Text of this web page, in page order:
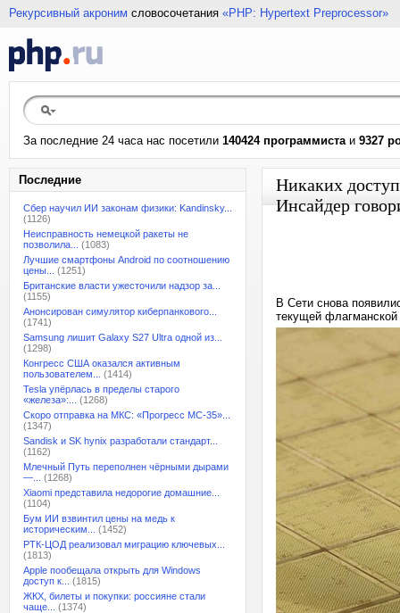
Рекурсивный акроним словосочетания «PHP: Hypertext Preprocessor»
За последние 24 часа нас посетили 140424 программистаи 9327
Последние
Сбер научил ИИ законам физики: Kandinsky...
(1126)
Неисправность немецкой ракеты не
позволила...
(1083)
Лучшие смартфоны Android по соотношению
цены...
(1251)
Британские власти ужесточили надзор за...
(1155)
Анонсирован симулятор киберпанкового...
(1741)
Samsung лишит Galaxy S27 Ultra одной из...
(1298)
Конгресс США оказался активным
пользователем...
(1414)
Tesla упёрлась в пределы старого
«железа»:...
(1268)
Скоро отправка на МКС: «Прогресс МС-35»...
(1347)
Sandisk и SK hynix разработали стандарт...
(1162)
Млечный Путь переполнен чёрными дырами
—...
(1268)
Xiaomi представила недорогие домашние...
(1104)
Бум ИИ взвинтил цены на медь к
историческим...
(1452)
РТК-ЦОД реализовал миграцию ключевых...
(1813)
Apple пообещала открыть для Windows
доступ к...
(1815)
ЖКХ, билеты и покупки: россияне стали
чаще...
(1374)
Никаких
Инсайдер
В Сети снова
текущей